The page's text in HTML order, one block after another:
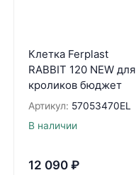
Клетка Ferplast
RABBIT 120 NEW для
кроликов бюджет
Артикул: 57053470EL
В наличии
12 090 ₽